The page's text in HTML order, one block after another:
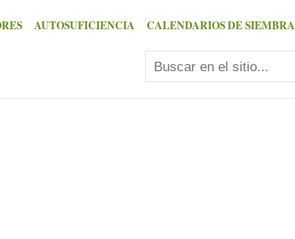
AUTOSUFICIENCIA CALENDARIOS DE SIEMBRA